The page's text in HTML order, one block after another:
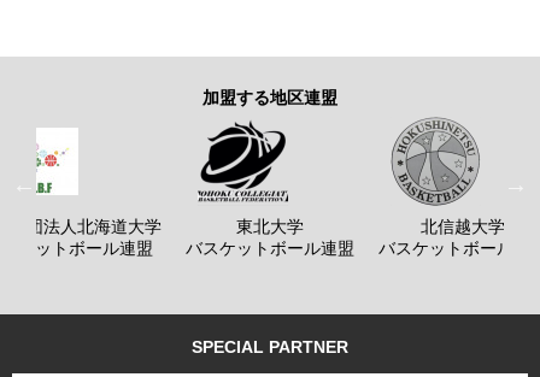
加盟する地区連盟
社団法人北海道大学
ケットボール連盟
東北大学
バスケットボール連盟
北信越大学
バスケットボール連
SPECIAL PARTNER